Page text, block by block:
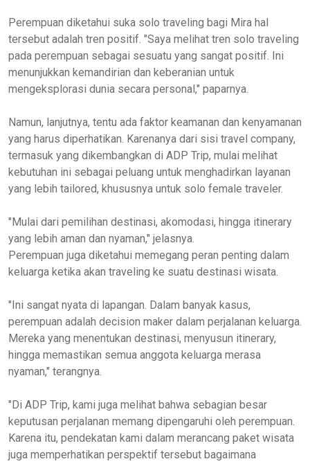
Perempuan diketahui suka solo traveling bagi Mira hal
tersebut adalah tren positif. "Saya melihat tren solo traveling
pada perempuan sebagai sesuatu yang sangat positif. Ini
menunjukkan kemandirian dan keberanian untuk
mengeksplorasi dunia secara personal," paparnya.
Namun, lanjutnya, tentu ada faktor keamanan dan kenyamanan
yang harus diperhatikan. Karenanya dari sisi travel company,
termasuk yang dikembangkan di ADP Trip, mulai melihat
kebutuhan ini sebagai peluang untuk menghadirkan layanan
yang lebih tailored, khususnya untuk solo female traveler.
"Mulai dari pemilihan destinasi, akomodasi, hingga itinerary
yang lebih aman dan nyaman," jelasnya.
Perempuan juga diketahui memegang peran penting dalam
keluarga ketika akan traveling ke suatu destinasi wisata.
"Ini sangat nyata di lapangan. Dalam banyak kasus,
perempuan adalah decision maker dalam perjalanan keluarga.
Mereka yang menentukan destinasi, menyusun itinerary,
hingga memastikan semua anggota keluarga merasa
nyaman," terangnya.
"Di ADP Trip, kami juga melihat bahwa sebagian besar
keputusan perjalanan memang dipengaruhi oleh perempuan.
Karena itu, pendekatan kami dalam merancang paket wisata
juga memperhatikan perspektif tersebut bagaimana